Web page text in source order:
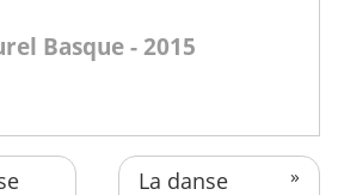
Basque - 2015
La danse